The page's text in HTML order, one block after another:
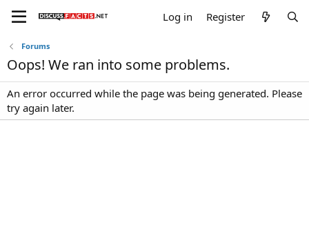
Log in Register
Forums
Oops! We ran into some problems.
An error occurred while the page was being generated. Please
try again later.